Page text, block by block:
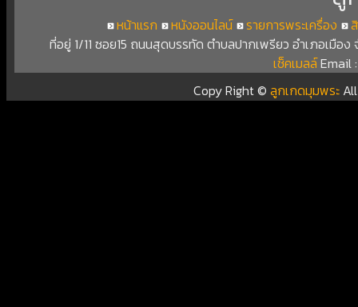
หน้าแรก หนังออนไลน์ รายการพระเครื่อง
ที่อยู่ 1/11 ซอย15 ถนนสุดบรรทัด ตำบลปากเพรียว อำเภอเมือ
เช็คเมลล์Email
Copy Right ©ลูกเกดมุมพระ